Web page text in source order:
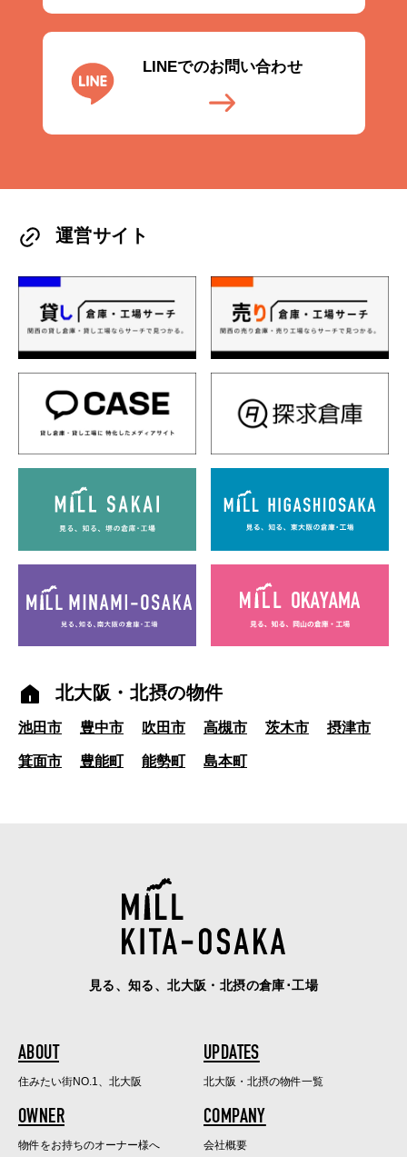
LINEでのお問い合わせ
運営サイト
北大阪・北摂の物件
池田市 豊中市 吹田市 高槻市 茨木市 摂津市
箕面市 豊能町 能勢町 島本町
見る、知る、北大阪・北摂の倉庫･工場
ABOUT
住みたい街NO.1、北大阪
UPDATES
北大阪・北摂の物件一覧
OWNER
物件をお持ちのオーナー様へ
COMPANY
会社概要